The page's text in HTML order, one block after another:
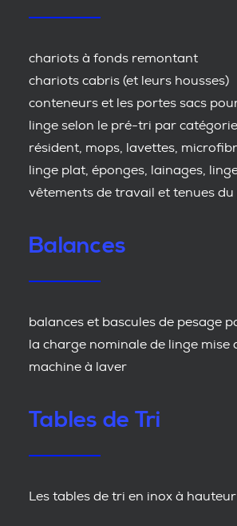
chariots à fonds remontant
chariots cabris (et leurs housses)
conteneurs et les portes sacs
linge selon le pré-tri par
résident, mops, lavettes,
linge plat, éponges, lainages,
vêtements de travail et tenues du
Balances
balances et bascules de pesage
la charge nominale de linge mise
machine à laver
Tables de Tri
Les tables de tri en inox à